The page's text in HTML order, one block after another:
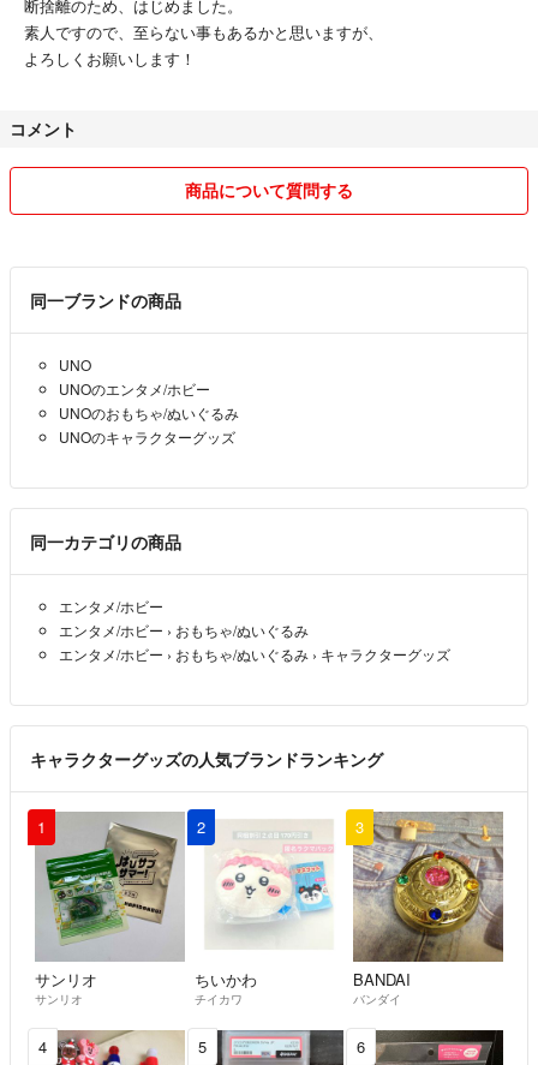
断捨離のため、はじめました。
素人ですので、至らない事もあるかと思いますが、
よろしくお願いします！
コメント
商品について質問する
同一ブランドの商品
UNO
UNOのエンタメ/ホビー
UNOのおもちゃ/ぬいぐるみ
UNOのキャラクターグッズ
同一カテゴリの商品
エンタメ/ホビー
エンタメ/ホビー › おもちゃ/ぬいぐるみ
エンタメ/ホビー › おもちゃ/ぬいぐるみ › キャラクターグッズ
キャラクターグッズの人気ブランドランキング
1
サンリオ
サンリオ
2
ちいかわ
チイカワ
3
BANDAI
バンダイ
4 5 6